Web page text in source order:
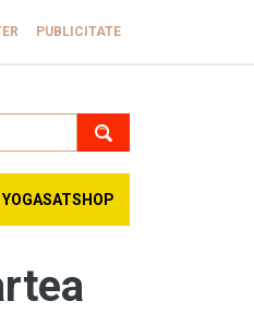
PUBLICITATE
YOGASATSHOP